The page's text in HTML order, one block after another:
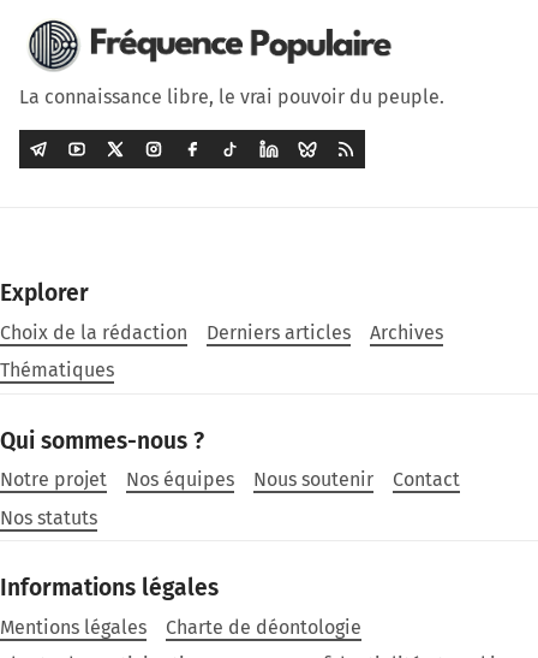
La connaissance libre, le vrai pouvoir du peuple.
Explorer
Choix de la rédaction Derniers articles
Archives
Thématiques
Qui sommes-nous ?
Notre projet Nos équipes Nous soutenir
Contact
Nos statuts
Informations légales
Mentions légales
Charte de déontologie